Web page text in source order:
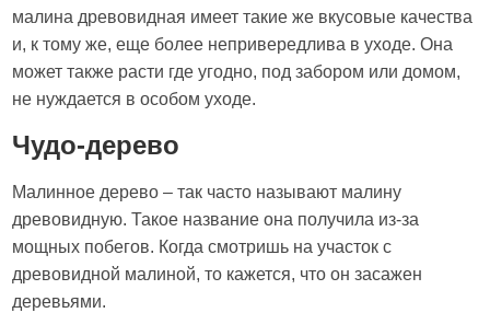
малина древовидная имеет такие же вкусовые качества
и, к тому же, еще более непривередлива в уходе. Она
может также расти где угодно, под забором или домом,
не нуждается в особом уходе.
Чудо-дерево
Малинное дерево – так часто называют малину
древовидную. Такое название она получила из-за
мощных побегов. Когда смотришь на участок с
древовидной малиной, то кажется, что он засажен
деревьями.